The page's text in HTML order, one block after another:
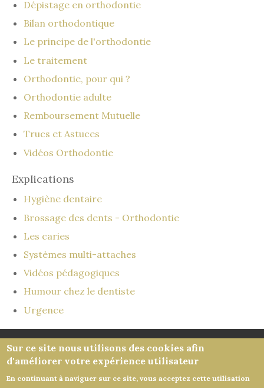
Dépistage en orthodontie
Bilan orthodontique
Le principe de l'orthodontie
Le traitement
Orthodontie, pour qui ?
Orthodontie adulte
Remboursement Mutuelle
Trucs et Astuces
Vidéos Orthodontie
Explications
Hygiène dentaire
Brossage des dents - Orthodontie
Les caries
Systèmes multi-attaches
Vidéos pédagogiques
Humour chez le dentiste
Urgence
Honoraires-Mentions légales-Infos Conseil de
l'Ordre- site web du cabinet dentaire créé
www.denti.site
Sur ce site nous utilisons des cookies afin
d'améliorer votre expérience utilisateur
En continuant à naviguer sur ce site, vous acceptez cette utilisation